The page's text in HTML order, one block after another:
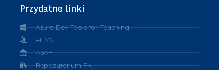
Przydatne linki
Azure Dev Tools for Teaching
eHMS
ASAP
Repozytorium PK